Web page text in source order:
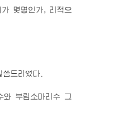
몇명인가, 리적으
드리였다.
와 부림소마리수 그